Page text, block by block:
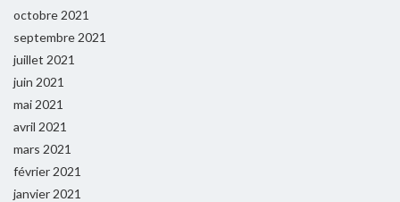
octobre 2021
septembre 2021
juillet 2021
juin 2021
mai 2021
avril 2021
mars 2021
février 2021
janvier 2021